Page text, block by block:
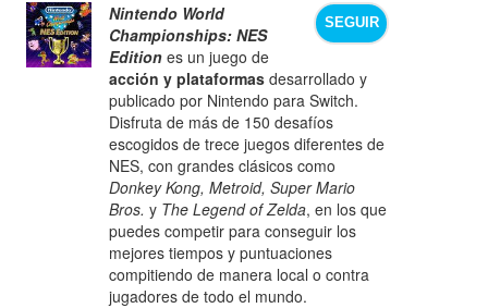
SEGUIR
Nintendo World
Championships: NES
Edition es un juego de
acción y plataformas desarrollado y
publicado por Nintendo para Switch.
Disfruta de más de 150 desafíos
escogidos de trece juegos diferentes de
NES, con grandes clásicos como
Donkey Kong, Metroid, Super Mario
Bros. y The Legend of Zelda, en los que
puedes competir para conseguir los
mejores tiempos y puntuaciones
compitiendo de manera local o contra
jugadores de todo el mundo.